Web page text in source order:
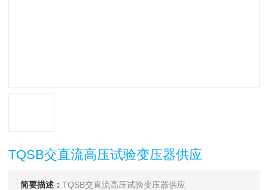
TQSB交直流高压试验变压器供应
简要描述： TQSB交直流高压试验变压器供应